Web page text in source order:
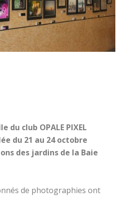
du club OPALE PIXEL
du 21 au 24 octobre
des jardins de la Baie
de photographies ont